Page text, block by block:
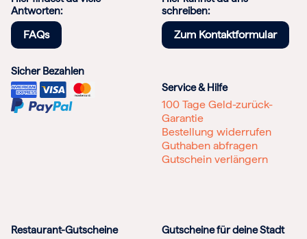
Antworten:
FAQs
schreiben:
Zum Kontaktformular
Sicher Bezahlen
Service & Hilfe
100 Tage Geld-zurück-
Garantie
Bestellung widerrufen
Guthaben abfragen
Gutschein verlängern
Restaurant-Gutscheine Gutscheine für deine Stadt